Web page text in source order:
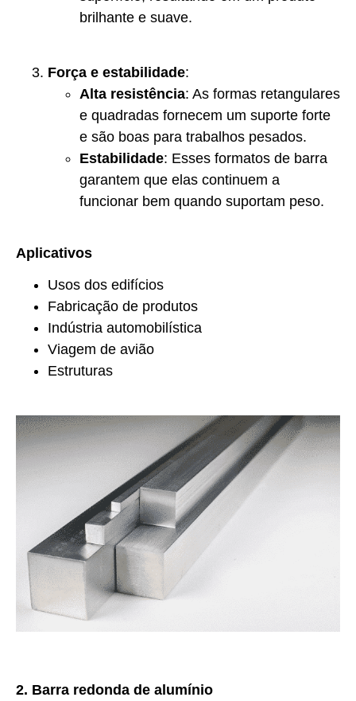
brilhante e suave.
Força e estabilidade:
Alta resistência: As formas retangulares
e quadradas fornecem um suporte forte
e são boas para trabalhos pesados.
Estabilidade: Esses formatos de barra
garantem que elas continuem a
funcionar bem quando suportam peso.
Aplicativos
Usos dos edifícios
Fabricação de produtos
Indústria automobilística
Viagem de avião
Estruturas
2. Barra redonda de alumínio